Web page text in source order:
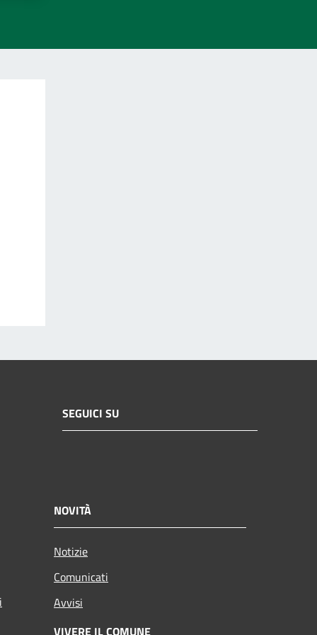
SEGUICI SU
NOVITÀ
Notizie
Comunicati
Avvisi
VIVERE IL COMUNE